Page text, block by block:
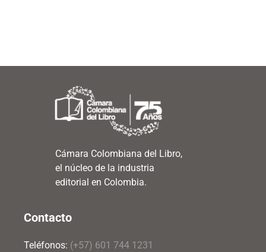
Cámara Colombiana del Libro,
el núcleo de la industria
editorial en Colombia.
Contacto
Teléfonos: (+57) 601 744 1231